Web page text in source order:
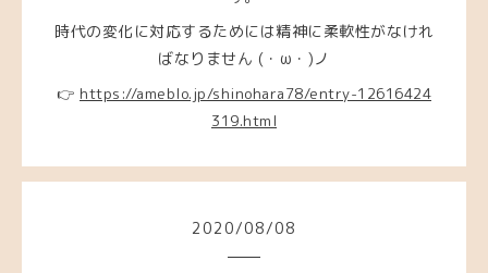
時代の変化に対応するためには精神に柔軟性がなけれ
ばなりません (・ω・)ノ
👉 https://ameblo.jp/shinohara78/entry-12616424
319.html
2020/08/08